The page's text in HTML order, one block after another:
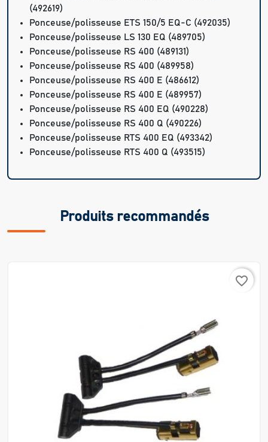
(492619)
Ponceuse/polisseuse ETS 150/5 EQ-C (492035)
Ponceuse/polisseuse LS 130 EQ (489705)
Ponceuse/polisseuse RS 400 (489131)
Ponceuse/polisseuse RS 400 (489958)
Ponceuse/polisseuse RS 400 E (486612)
Ponceuse/polisseuse RS 400 E (489957)
Ponceuse/polisseuse RS 400 EQ (490228)
Ponceuse/polisseuse RS 400 Q (490226)
Ponceuse/polisseuse RTS 400 EQ (493342)
Ponceuse/polisseuse RTS 400 Q (493515)
Produits recommandés
favorite_border